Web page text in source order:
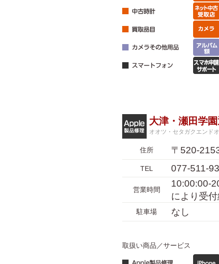
大津・瀬田学
オオツ・セタガクエンド
住所 〒520-
TEL 077-511-
営業時間
10:00:00-
により受
駐車場 なし
取扱い商品／サービス